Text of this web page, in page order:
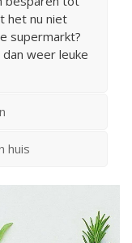
het nu niet
supermarkt?
weer leuke
huis